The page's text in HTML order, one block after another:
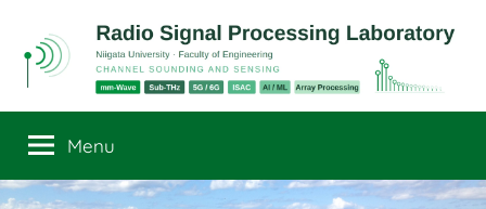
content
Radio
Signal
Channel
Sounding
Sensing
Menu